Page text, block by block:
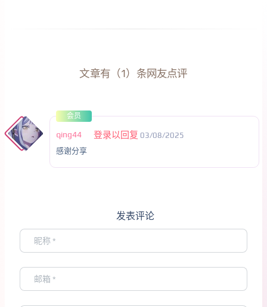
文章有（1）条网友点评
会员
登录以回复
qing44
03/08/2025
感谢分享
发表评论